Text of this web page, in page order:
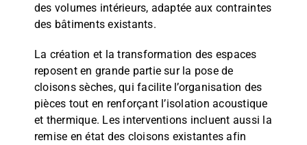
des volumes intérieurs, adaptée aux contraintes
des bâtiments existants.
La création et la transformation des espaces
reposent en grande partie sur la pose de
cloisons sèches, qui facilite l’organisation des
pièces tout en renforçant l’isolation acoustique
et thermique. Les interventions incluent aussi la
remise en état des cloisons existantes afin